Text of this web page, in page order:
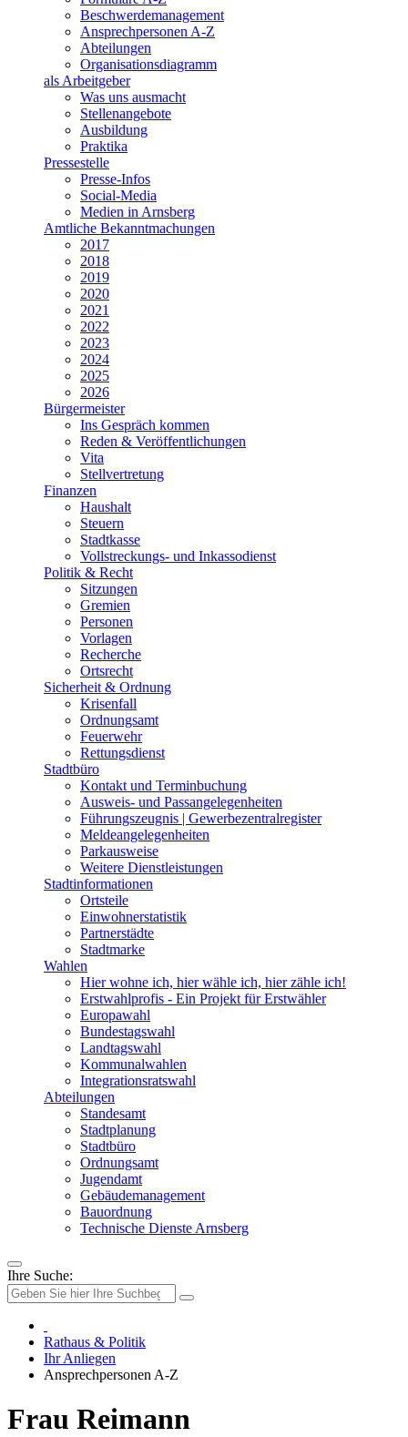
Beschwerdemanagement
Ansprechpersonen A-Z
Abteilungen
Organisationsdiagramm
als Arbeitgeber
Was uns ausmacht
Stellenangebote
Ausbildung
Praktika
Pressestelle
Presse-Infos
Social-Media
Medien in Arnsberg
Amtliche Bekanntmachungen
2017
2018
2019
2020
2021
2022
2023
2024
2025
2026
Bürgermeister
Ins Gespräch kommen
Reden & Veröffentlichungen
Vita
Stellvertretung
Finanzen
Haushalt
Steuern
Stadtkasse
Vollstreckungs- und Inkassodienst
Politik & Recht
Sitzungen
Gremien
Personen
Vorlagen
Recherche
Ortsrecht
Sicherheit & Ordnung
Krisenfall
Ordnungsamt
Feuerwehr
Rettungsdienst
Stadtbüro
Kontakt und Terminbuchung
Ausweis- und Passangelegenheiten
Führungszeugnis | Gewerbezentralregister
Meldeangelegenheiten
Parkausweise
Weitere Dienstleistungen
Stadtinformationen
Ortsteile
Einwohnerstatistik
Partnerstädte
Stadtmarke
Wahlen
Hier wohne ich, hier wähle ich, hier zähle ich!
Erstwahlprofis - Ein Projekt für Erstwähler
Europawahl
Bundestagswahl
Landtagswahl
Kommunalwahlen
Integrationsratswahl
Abteilungen
Standesamt
Stadtplanung
Stadtbüro
Ordnungsamt
Jugendamt
Gebäudemanagement
Bauordnung
Technische Dienste Arnsberg
Ihre Suche:
Rathaus & Politik
Ihr Anliegen
Ansprechpersonen A-Z
Frau Reimann